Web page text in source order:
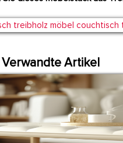
Verwandte Artikel